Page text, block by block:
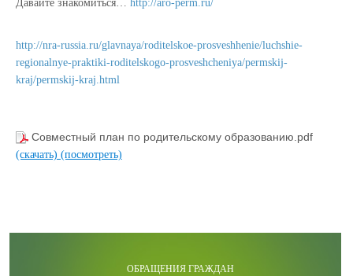
Давайте знакомиться… http://aro-perm.ru/
http://nra-russia.ru/glavnaya/roditelskoe-prosveshhenie/luchshie-
regionalnye-praktiki-roditelskogo-prosveshcheniya/permskij-
kraj/permskij-kraj.html
Совместный план по родительскому образованию.pdf
(скачать) (посмотреть)
ОБРАЩЕНИЯ ГРАЖДАН